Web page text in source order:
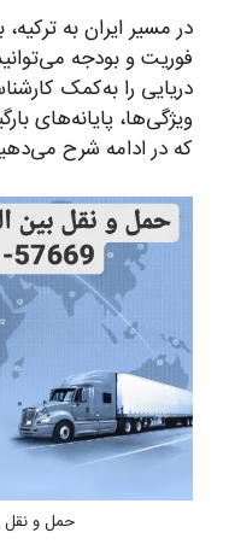
در مسیر ایران به ترکیه،
فوریت و بودجه
دریایی را به‌کمک
ویژگی‌ها، پایانه‌های
که در ادامه شرح
حمل و نقل